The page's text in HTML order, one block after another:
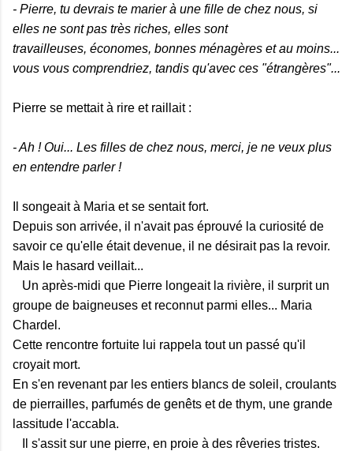
- Pierre, tu devrais te marier à une fille de chez nous, si
elles ne sont pas très riches, elles sont
travailleuses, économes, bonnes ménagères et au moins...
vous vous comprendriez, tandis qu'avec ces "étrangères"...
Pierre se mettait à rire et raillait :
- Ah ! Oui... Les filles de chez nous, merci, je ne veux plus
en entendre parler !
Il songeait à Maria et se sentait fort.
Depuis son arrivée, il n'avait pas éprouvé la curiosité de
savoir ce qu'elle était devenue, il ne désirait pas la revoir.
Mais le hasard veillait...
Un après-midi que Pierre longeait la rivière, il surprit un
groupe de baigneuses et reconnut parmi elles... Maria
Chardel.
Cette rencontre fortuite lui rappela tout un passé qu'il
croyait mort.
En s'en revenant par les entiers blancs de soleil, croulants
de pierrailles, parfumés de genêts et de thym, une grande
lassitude l'accabla.
Il s'assit sur une pierre, en proie à des rêveries tristes.